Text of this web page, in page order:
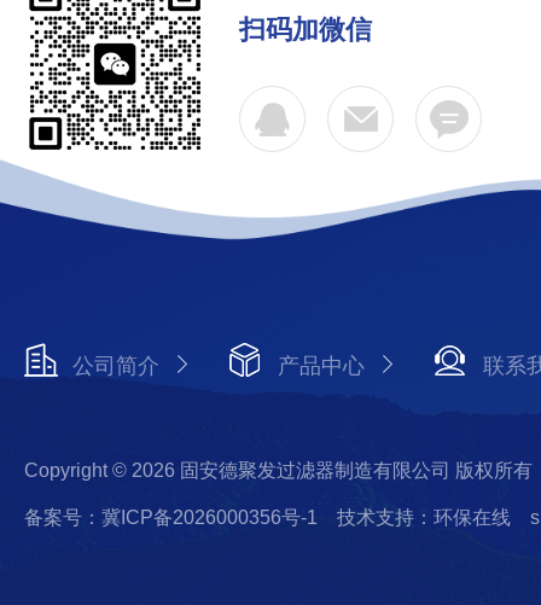
扫码加微信
公司简介 产品中心 联系
Copyright © 2026 固安德聚发过滤器制造有限公司 版权所有
备案号：冀ICP备2026000356号-1 技术支持：环保在线